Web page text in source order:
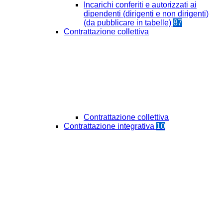
Incarichi conferiti e autorizzati ai
dipendenti (dirigenti e non dirigenti)
(da pubblicare in tabelle) 87
Contrattazione collettiva
Contrattazione collettiva
Contrattazione integrativa 10